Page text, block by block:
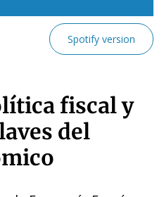
Spotify version
fiscal y
del